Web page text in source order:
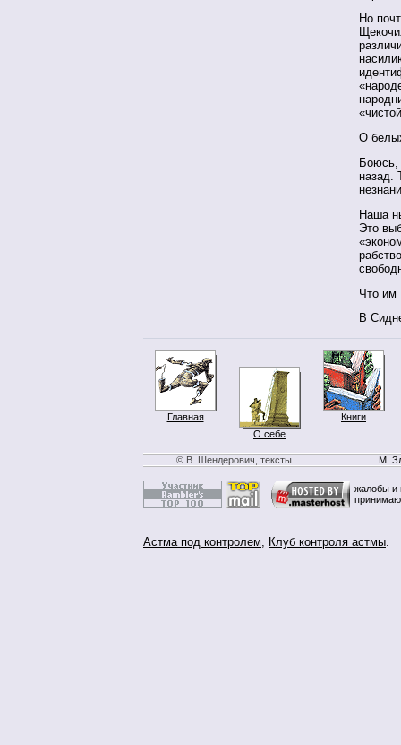
Но
О
Боюсь,
назад.
Наша
Это
Что им
В
Главная
О себе
Книги
© В. Шендерович, тексты М.
жалобы и
Астма под контролем, Клуб контроля астмы.